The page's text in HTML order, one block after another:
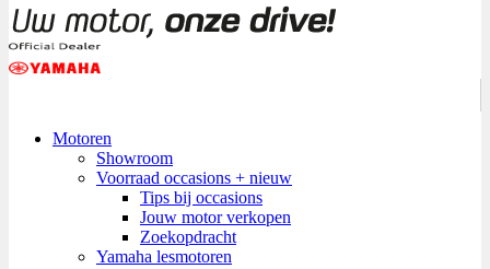
Motoren
Showroom
Voorraad occasions + nieuw
Tips bij occasions
Jouw motor verkopen
Zoekopdracht
Yamaha lesmotoren